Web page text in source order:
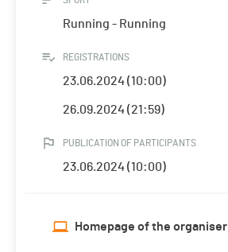
Running - Running
REGISTRATIONS
23.06.2024 (10:00)
26.09.2024 (21:59)
PUBLICATION OF PARTICIPANTS
23.06.2024 (10:00)
Homepage of the organiser